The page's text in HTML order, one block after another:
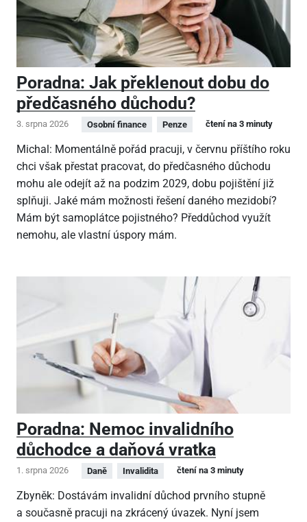
Poradna: Jak překlenout dobu do
předčasného důchodu?
3. srpna 2026 Osobní finance Penze čtení na 3 minuty
Michal: Momentálně pořád pracuji, v červnu příštího roku
chci však přestat pracovat, do předčasného důchodu
mohu ale odejít až na podzim 2029, dobu pojištění již
splňuji. Jaké mám možnosti řešení daného mezidobí?
Mám být samoplátce pojistného? Předdůchod využít
nemohu, ale vlastní úspory mám.
Poradna: Nemoc invalidního
důchodce a daňová vratka
1. srpna 2026 Daně Invalidita čtení na 3 minuty
Zbyněk: Dostávám invalidní důchod prvního stupně
a současně pracuji na zkrácený úvazek. Nyní jsem